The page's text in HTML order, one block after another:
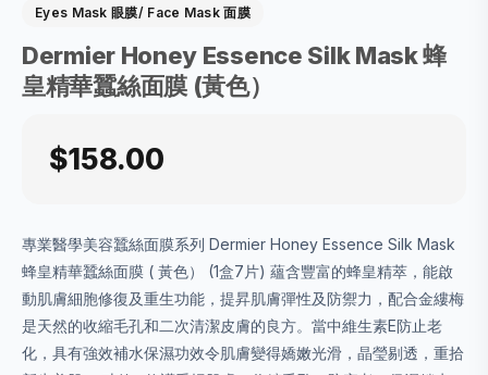
Eyes Mask 眼膜/ Face Mask 面膜
Dermier Honey Essence Silk Mask 蜂
皇精華蠶絲面膜 (黃色）
$158.00
專業醫學美容蠶絲面膜系列 Dermier Honey Essence Silk Mask
蜂皇精華蠶絲面膜 ( 黃色） (1盒7片) 蘊含豐富的蜂皇精萃，能啟
動肌膚細胞修復及重生功能，提昇肌膚彈性及防禦力，配合金縷梅
是天然的收縮毛孔和二次清潔皮膚的良方。當中維生素E防止老
化，具有強效補水保濕功效令肌膚變得嬌嫩光滑，晶瑩剔透，重拾